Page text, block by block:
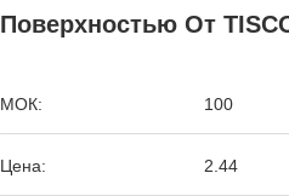
Поверхностью От
МОК: 100
Цена: 2.44